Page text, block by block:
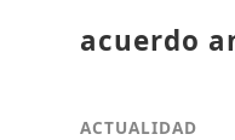
acuerdo
ACTUALIDAD